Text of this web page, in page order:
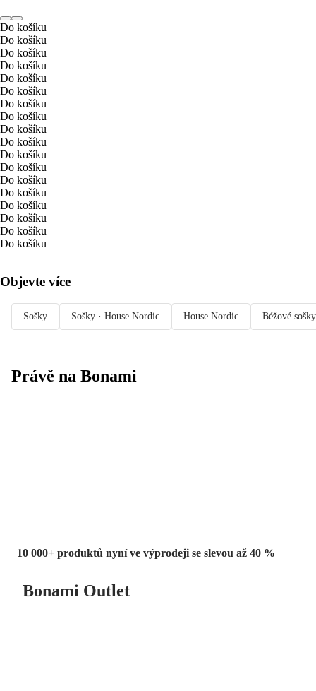
Do košíku
Do košíku
Do košíku
Do košíku
Do košíku
Do košíku
Do košíku
Do košíku
Do košíku
Do košíku
Do košíku
Do košíku
Do košíku
Do košíku
Do košíku
Do košíku
Do košíku
Do košíku
Objevte více
Sošky Sošky · House Nordic House Nordic Béžové sošky
Právě na Bonami
10 000+ produktů nyní ve výprodeji se slevou až 40 %
Bonami Outlet